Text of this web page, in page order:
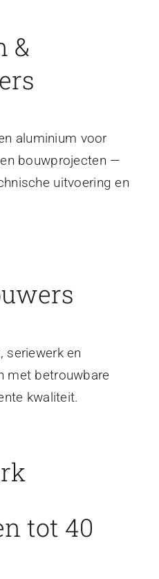
&
aluminium voor
bouwprojecten —
uitvoering en
seriewerk en
met betrouwbare
kwaliteit.
tot 40